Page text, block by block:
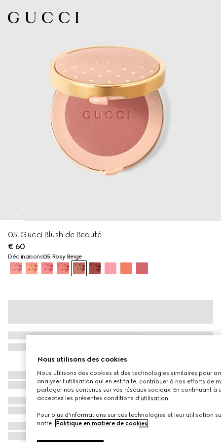
05, Gucci Blush de Beauté
€ 60
Déclinaisons05 Rosy Beige
Nous utilisons des cookies
Nous utilisons des cookies et des technologies similaires pour
analyser l'utilisation qui en est faite, contribuer à nos efforts de
partager nos contenus sur vos réseaux sociaux. En continuant à
acceptez les présentes conditions d'utilisation.
Pour plus d'informations sur ces technologies et leur utilisation
notre
Politique en matière de cookies.